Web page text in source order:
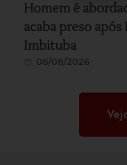
Homem é
acaba preso
Imbituba
08/08/2026